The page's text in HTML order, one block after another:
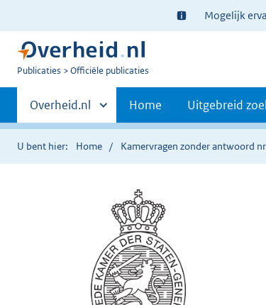
Ter
informatie:
Mogelijk
U
Publicaties Officiële publicaties
Primaire
navigatie
Andere
sites
binnen
Overheid.nl Home Uitgebreid
U bent hier: Home Kamervragen zonder antwoord